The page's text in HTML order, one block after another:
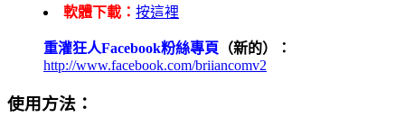
軟體下載： 按這裡
重灌狂人Facebook粉絲專頁 （新的）：
http://www.facebook.com/briiancomv2
使用方法：